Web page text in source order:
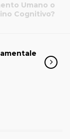
Umano o
Cognitivo?